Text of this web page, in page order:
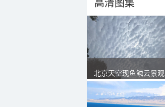
高清图集
北京天空现鱼鳞云景观